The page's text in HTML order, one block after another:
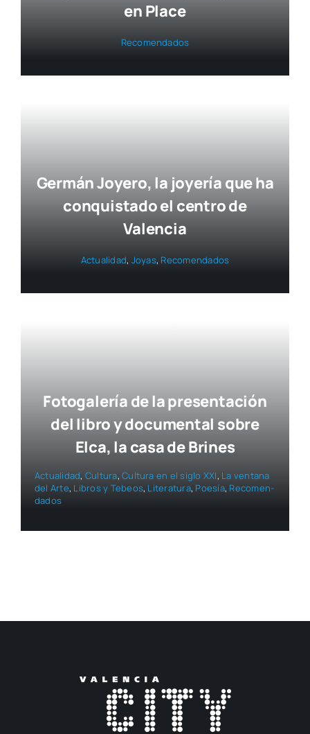
en Place
Reco­men­da­dos
Germán Joyero, la joyería que ha
conquistado el centro de
Valencia
Actua­li­dad, Joyas, Reco­men­da­dos
Fotogalería de la presentación
del libro y documental sobre
Elca, la casa de Brines
Actua­li­dad, Cul­tu­ra,Cul­tu­ra en el siglo XXI, La ven­ta­na
del Arte, Libros y Tebeos, Lite­ra­tu­ra, Poe­sía, Reco­men­
da­dos